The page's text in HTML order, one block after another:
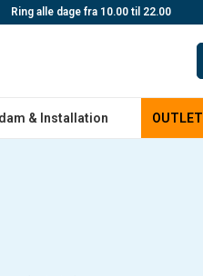
Ring alle dage fra 10.00 til 22.00
& Installation OUTLET